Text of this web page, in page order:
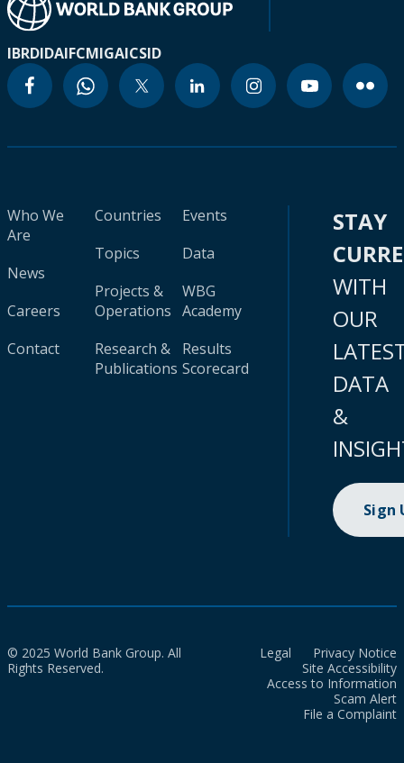
IBRDIDAIFCMIGAICSID
Who We
Are
News
Careers
Contact
Countries
Topics
Projects &
Operations
Research &
Publications
Events
Data
WBG
Academy
Results
Scorecard
STAY
WITH
OUR
DATA
&
Sign
© 2025 World Bank Group. All
Rights Reserved.
Legal
Privacy Notice
Site Accessibility
Access to Information
Scam Alert
File a Complaint